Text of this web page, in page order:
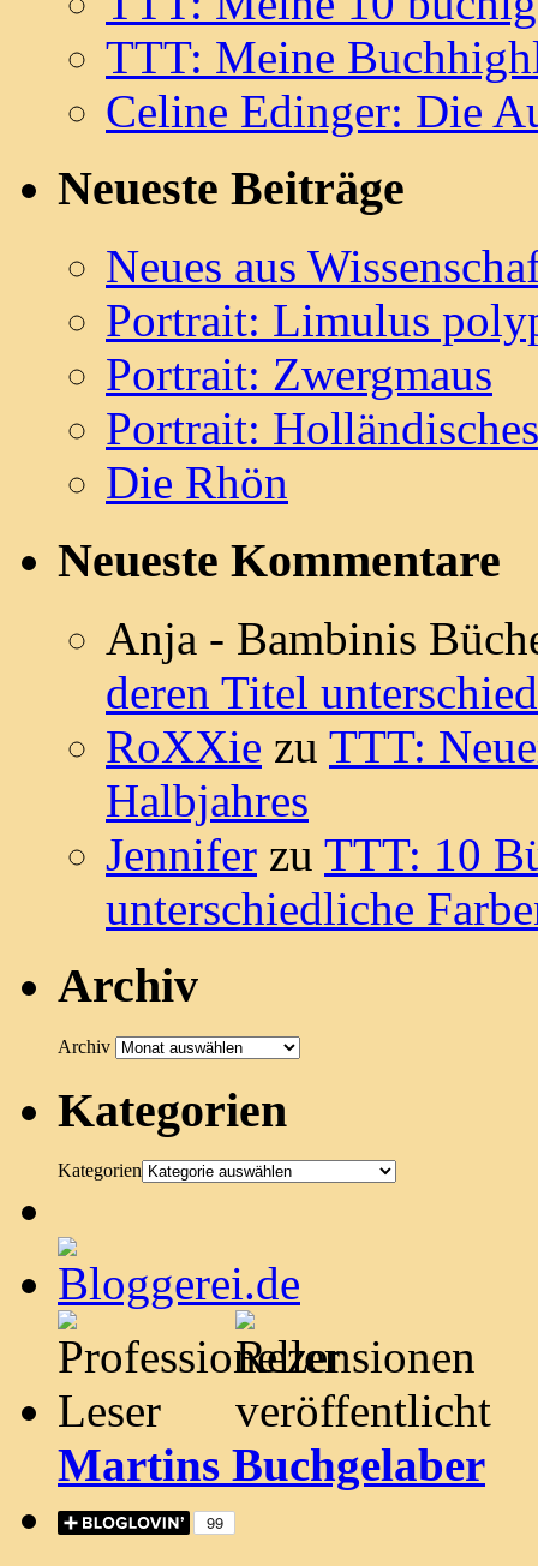
TTT: Meine
Celine Edinger: Die
Neueste Beiträge
Neues aus
Portrait: Limulus
Portrait: Zwergmaus
Portrait:
Die Rhön
Neueste Kommentare
Anja - Bambinis
deren Titel
RoXXie zu TTT:
Halbjahres
Jennifer zu TTT: 10
unterschiedliche
Archiv
Archiv
Kategorien
Kategorien
Martins Buchgelaber